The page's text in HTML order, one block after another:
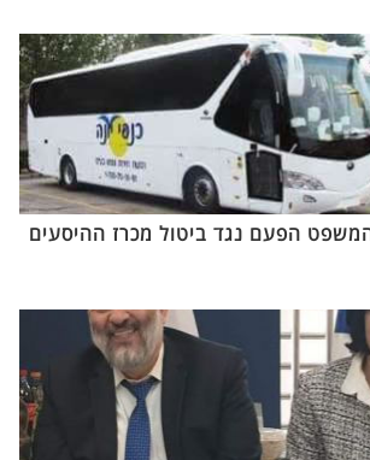
הפעם נגד ביטול מכרז ההיסעים